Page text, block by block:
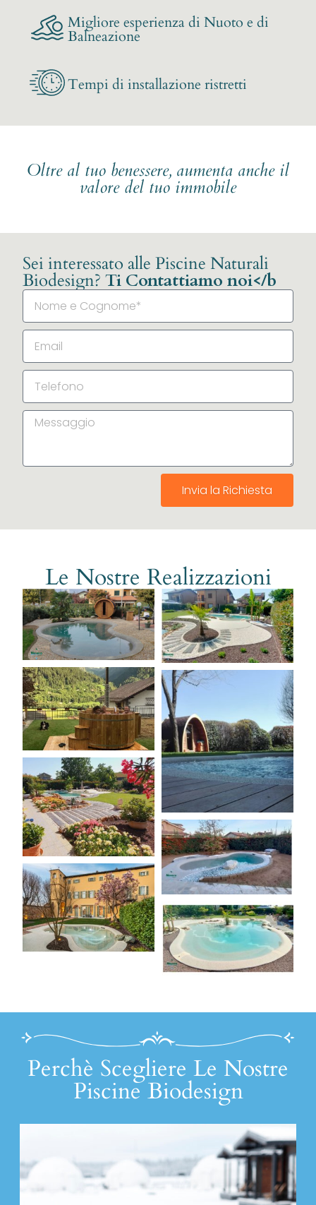
Migliore esperienza di Nuoto e di
Balneazione
Tempi di installazione ristretti
Oltre al tuo benessere, aumenta anche il
valore del tuo immobile
Sei interessato alle Piscine Naturali
Biodesign? Ti Contattiamo noi</b
Invia la Richiesta
Le Nostre Realizzazioni
Perchè Scegliere Le Nostre
Piscine Biodesign